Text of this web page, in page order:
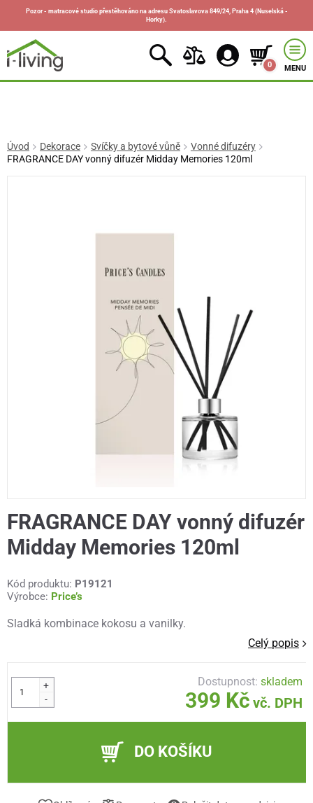
Pozor - matracové studio přestěhováno na adresu Svatoslavova 849/24, Praha 4 (Nuselská -
Horky).
0 MENU
Úvod Dekorace Svíčky a bytové vůně
Vonné difuzéry
FRAGRANCE DAY vonný difuzér Midday Memories 120ml
FRAGRANCE DAY vonný difuzér
Midday Memories 120ml
Kód produktu: P19121
Výrobce: Price’s
Sladká kombinace kokosu a vanilky.
Celý popis
+
-
Dostupnost:skladem
399 Kč vč. DPH
DO KOŠÍKU